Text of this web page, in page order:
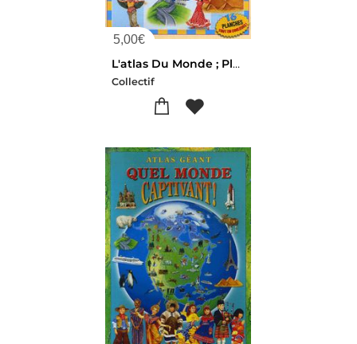
5,00€
L'atlas Du Monde ; Planches Illustrees
Collectif